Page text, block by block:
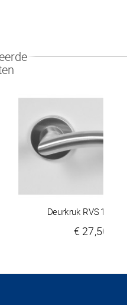
Deurkruk RVS
€ 27,50